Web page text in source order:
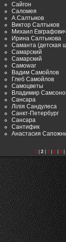
Сайгон
Саломея
А.Салтыков
Виктор Салтыков
Михаил
Ирина Салтыкова
Саманта (детская
Самарский
Самарский
Самоwar
Вадим Самойлов
Глеб Самойлов
Самоцветы
Владимир
Санcара
Лiлiя Сандулеса
Санкт-Петербург
Сансара
Сантифик
Анастасия
1 2 3 4 5